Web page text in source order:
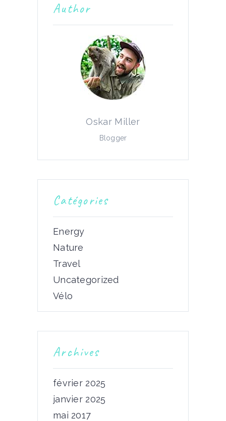
Author
Oskar Miller
Blogger
Catégories
Energy
Nature
Travel
Uncategorized
Vélo
Archives
février 2025
janvier 2025
mai 2017